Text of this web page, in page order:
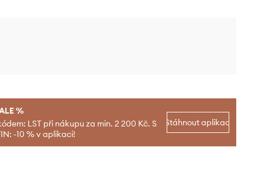
%
LST při nákupu za min. 2 200 Kč. S
-10 % v aplikaci!
Stáhnout aplikaci